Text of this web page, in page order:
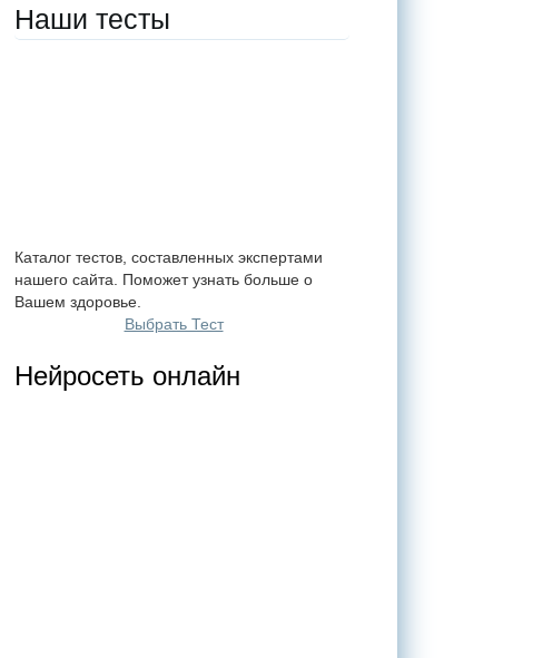
Наши тесты
Каталог тестов, составленных экспертами
нашего сайта. Поможет узнать больше о
Вашем здоровье.
Выбрать Тест
Нейросеть онлайн